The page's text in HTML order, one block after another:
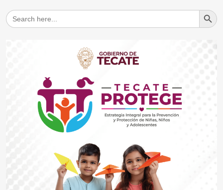
Search
for:
Search